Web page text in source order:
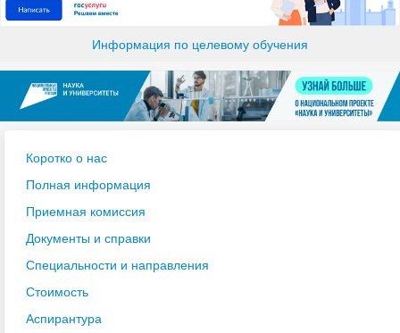
Информация по целевому обучения
Коротко о нас
Полная информация
Приемная комиссия
Документы и справки
Специальности и направления
Стоимость
Аспирантура